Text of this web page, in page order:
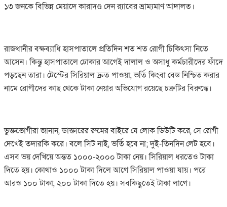
১৩ জনকে বিভিন্ন মেয়াদে কারাদণ্ড দেন র‌্যাবের ভ্রাম্যমাণ আদালত।
রাজধানীর বক্ষব্যাধি হাসপাতালে প্রতিদিন শত শত রোগী চিকিৎসা নিতে
আসেন। কিন্তু হাসপাতালে ঢোকার আগেই দালাল ও অসাধু কর্মচারীদের ফাঁদে
পড়ছেন তারা। টেস্টের সিরিয়াল দ্রুত পাওয়া, ভর্তি কিংবা বেড নিশ্চিত করার
নামে রোগীদের কাছ থেকে টাকা নেয়ার অভিযোগ রয়েছে চক্রটির বিরুদ্ধে।
ভুক্তভোগীরা জানান, ডাক্তারের রুমের বাইরে যে লোক ডিউটি করে, সে রোগী
দেখেই তদারকি করে। বলে সিট নাই, ভর্তি হবে না; দুই-তিনদিন লেট হবে।
এসব ভয় দেখিয়ে অন্তত ১০০০-২০০০ টাকা নেয়। সিরিয়াল ধরতেও টাকা
দিতে হয়। কোথাও ১০০০ টাকা দিলে আগে সিরিয়াল পাওয়া যায়। পরে
আরও ১০০ টাকা, ২০০ টাকা দিতে হয়। সবকিছুতেই টাকা লাগে।